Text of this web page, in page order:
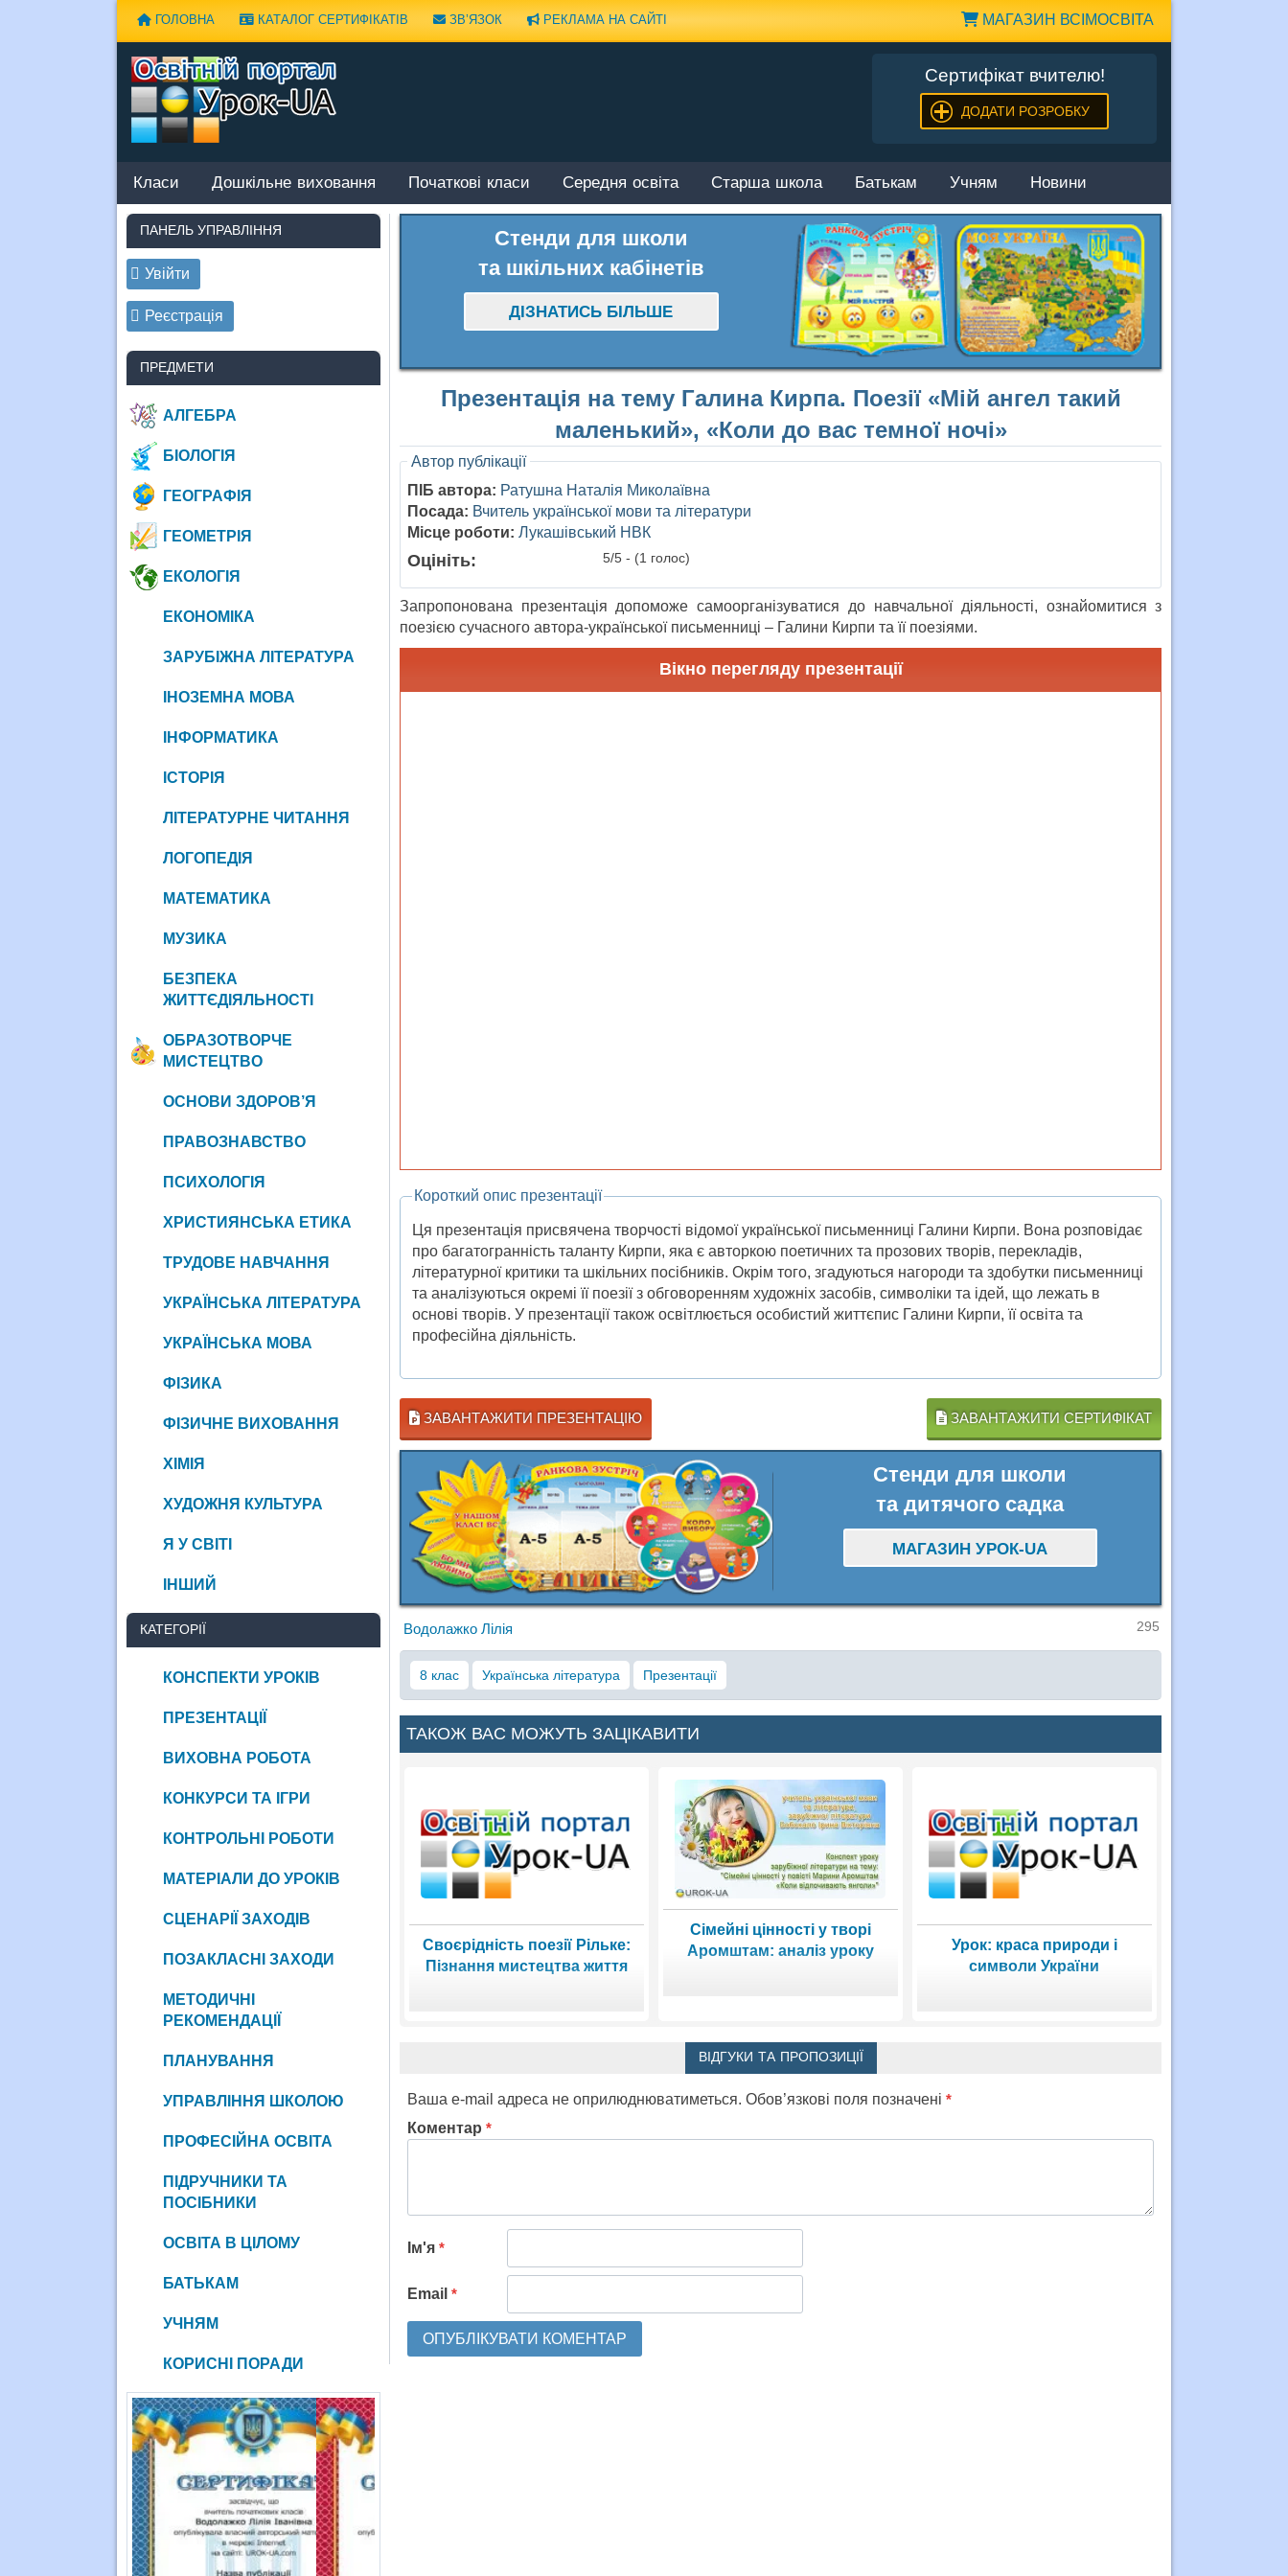
МАГАЗИН ВСІМОСВІТА
ГОЛОВНА КАТАЛОГ СЕРТИФІКАТІВ ЗВ’ЯЗОК РЕКЛАМА НА САЙТІ
Сертифікат вчителю!
ДОДАТИ РОЗРОБКУ
Класи Дошкільне виховання Початкові класи Середня освіта Старша школа Батькам Учням Новини
Стенди для школи
та шкільних кабінетів
ДІЗНАТИСЬ БІЛЬШЕ
Презентація на тему Галина Кирпа. Поезії «Мій ангел такий
маленький», «Коли до вас темної ночі»
Автор публікації
ПІБ автора: Ратушна Наталія Миколаївна
Посада: Вчитель української мови та літератури
Місце роботи: Лукашівський НВК
Оцініть: 5/5 - (1 голос)
Запропонована презентація допоможе самоорганізуватися до навчальної діяльності, ознайомитися з
поезією сучасного автора-української письменниці – Галини Кирпи та її поезіями.
Вікно перегляду презентації
Короткий опис презентації
Ця презентація присвячена творчості відомої української письменниці Галини Кирпи. Вона розповідає
про багатогранність таланту Кирпи, яка є авторкою поетичних та прозових творів, перекладів,
літературної критики та шкільних посібників. Окрім того, згадуються нагороди та здобутки письменниці
та аналізуються окремі її поезії з обговоренням художніх засобів, символіки та ідей, що лежать в
основі творів. У презентації також освітлюється особистий життєпис Галини Кирпи, її освіта та
професійна діяльність.
ЗАВАНТАЖИТИ ПРЕЗЕНТАЦІЮ ЗАВАНТАЖИТИ СЕРТИФІКАТ
Стенди для школи
та дитячого садка
МАГАЗИН УРОК-UA
Водолажко Лілія 295
8 клас Українська література Презентації
ТАКОЖ ВАС МОЖУТЬ ЗАЦІКАВИТИ
Своєрідність поезії Рільке:
Пізнання мистецтва життя
Сімейні цінності у творі
Аромштам: аналіз уроку
Урок: краса природи і
символи України
ВІДГУКИ ТА ПРОПОЗИЦІЇ
Ваша e-mail адреса не оприлюднюватиметься. Обов’язкові поля позначені *
Коментар *
Ім'я *
Email *
ПАНЕЛЬ УПРАВЛІННЯ
Увійти
Реєстрація
ПРЕДМЕТИ
АЛГЕБРА
БІОЛОГІЯ
ГЕОГРАФІЯ
ГЕОМЕТРІЯ
ЕКОЛОГІЯ
ЕКОНОМІКА
ЗАРУБІЖНА ЛІТЕРАТУРА
ІНОЗЕМНА МОВА
ІНФОРМАТИКА
ІСТОРІЯ
ЛІТЕРАТУРНЕ ЧИТАННЯ
ЛОГОПЕДІЯ
МАТЕМАТИКА
МУЗИКА
БЕЗПЕКА
ЖИТТЄДІЯЛЬНОСТІ
ОБРАЗОТВОРЧЕ
МИСТЕЦТВО
ОСНОВИ ЗДОРОВ’Я
ПРАВОЗНАВСТВО
ПСИХОЛОГІЯ
ХРИСТИЯНСЬКА ЕТИКА
ТРУДОВЕ НАВЧАННЯ
УКРАЇНСЬКА ЛІТЕРАТУРА
УКРАЇНСЬКА МОВА
ФІЗИКА
ФІЗИЧНЕ ВИХОВАННЯ
ХІМІЯ
ХУДОЖНЯ КУЛЬТУРА
Я У СВІТІ
ІНШИЙ
КАТЕГОРІЇ
КОНСПЕКТИ УРОКІВ
ПРЕЗЕНТАЦІЇ
ВИХОВНА РОБОТА
КОНКУРСИ ТА ІГРИ
КОНТРОЛЬНІ РОБОТИ
МАТЕРІАЛИ ДО УРОКІВ
СЦЕНАРІЇ ЗАХОДІВ
ПОЗАКЛАСНІ ЗАХОДИ
МЕТОДИЧНІ
РЕКОМЕНДАЦІЇ
ПЛАНУВАННЯ
УПРАВЛІННЯ ШКОЛОЮ
ПРОФЕСІЙНА ОСВІТА
ПІДРУЧНИКИ ТА
ПОСІБНИКИ
ОСВІТА В ЦІЛОМУ
БАТЬКАМ
УЧНЯМ
КОРИСНІ ПОРАДИ